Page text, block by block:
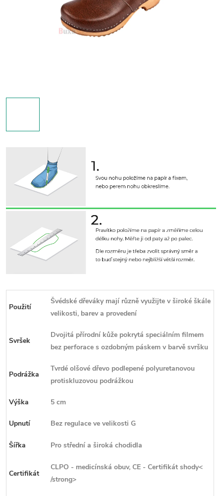
Použití
Švédské dřeváky mají různě využijte v široké škále
velikosti, barev a provedení
Svršek
Dvojitá přírodní kůže pokrytá speciálním filmem
bez perforace s ozdobným páskem v barvě svršku
Podrážka
Tvrdé olšové dřevo podlepené polyuretanovou
protiskluzovou podrážkou
Výška 5 cm
Upnutí Bez regulace ve velikosti G
Šířka Pro střední a široká chodidla
Certifikát
CLPO - medicínská obuv, CE - Certifikát shody<
/strong>